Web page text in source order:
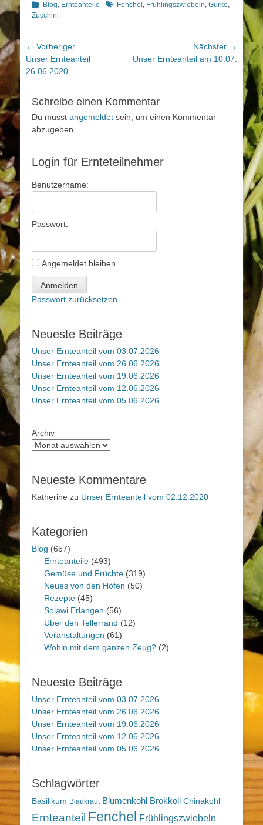
Kategorien
Blog, Ernteanteile Schlagworte
Fenchel , Frühlingszwiebeln, Gurke,
Zucchini
Beitragsnavigation
← Vorheriger
Vorheriger
Beitrag:
Unser Ernteanteil
26.06.2020
Nächster →
Nächster
Unser Ernteanteil am 10.07.
Schreibe einen Kommentar
Du musst angemeldet sein, um einen Kommentar
abzugeben.
Login für Ernteteilnehmer
Benutzername:
Passwort:
Angemeldet bleiben
Anmelden
Passwort zurücksetzen
Neueste Beiträge
Unser Ernteanteil vom 03.07.2026
Unser Ernteanteil vom 26.06.2026
Unser Ernteanteil vom 19.06.2026
Unser Ernteanteil vom 12.06.2026
Unser Ernteanteil vom 05.06.2026
Archiv
Neueste Kommentare
Katherine zu Unser Ernteanteil vom 02.12.2020
Kategorien
Blog (657)
Ernteanteile (493)
Gemüse und Früchte (319)
Neues von den Höfen (50)
Rezepte (45)
Solawi Erlangen (56)
Über den Tellerrand (12)
Veranstaltungen (61)
Wohin mit dem ganzen Zeug? (2)
Neueste Beiträge
Unser Ernteanteil vom 03.07.2026
Unser Ernteanteil vom 26.06.2026
Unser Ernteanteil vom 19.06.2026
Unser Ernteanteil vom 12.06.2026
Unser Ernteanteil vom 05.06.2026
Schlagwörter
Basilikum Blaukraut Blumenkohl Brokkoli Chinakohl
Ernteanteil Fenchel Frühlingszwiebeln